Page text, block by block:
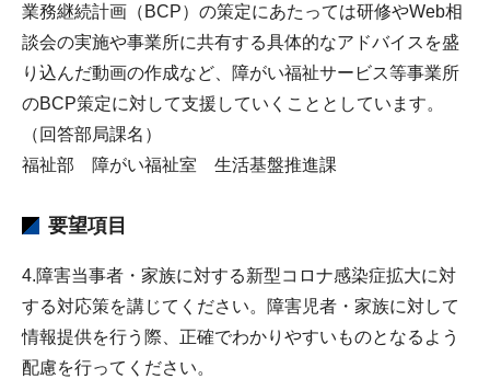
業務継続計画（BCP）の策定にあたっては研修やWeb相
談会の実施や事業所に共有する具体的なアドバイスを盛
り込んだ動画の作成など、障がい福祉サービス等事業所
のBCP策定に対して支援していくこととしています。
（回答部局課名）
福祉部 障がい福祉室 生活基盤推進課
要望項目
4.障害当事者・家族に対する新型コロナ感染症拡大に対
する対応策を講じてください。障害児者・家族に対して
情報提供を行う際、正確でわかりやすいものとなるよう
配慮を行ってください。